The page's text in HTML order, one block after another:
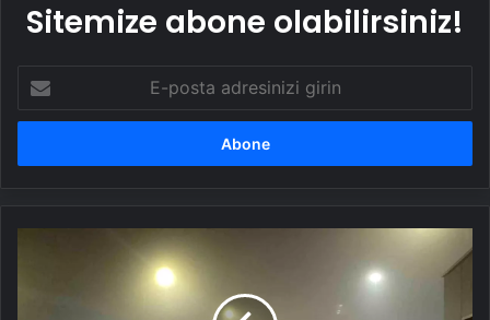
Sitemize abone olabilirsiniz!
posta
adresinizi